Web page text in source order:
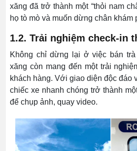
xăng đã trở thành một “thỏi nam
họ tò mò và muốn dừng chân khám
1.2. Trải nghiệm check-in
Không chỉ dừng lại ở việc bán
xăng còn mang đến một trải
khách hàng. Với giao diện độc đáo
chiếc xe nhanh chóng trở thành
để chụp ảnh, quay video.